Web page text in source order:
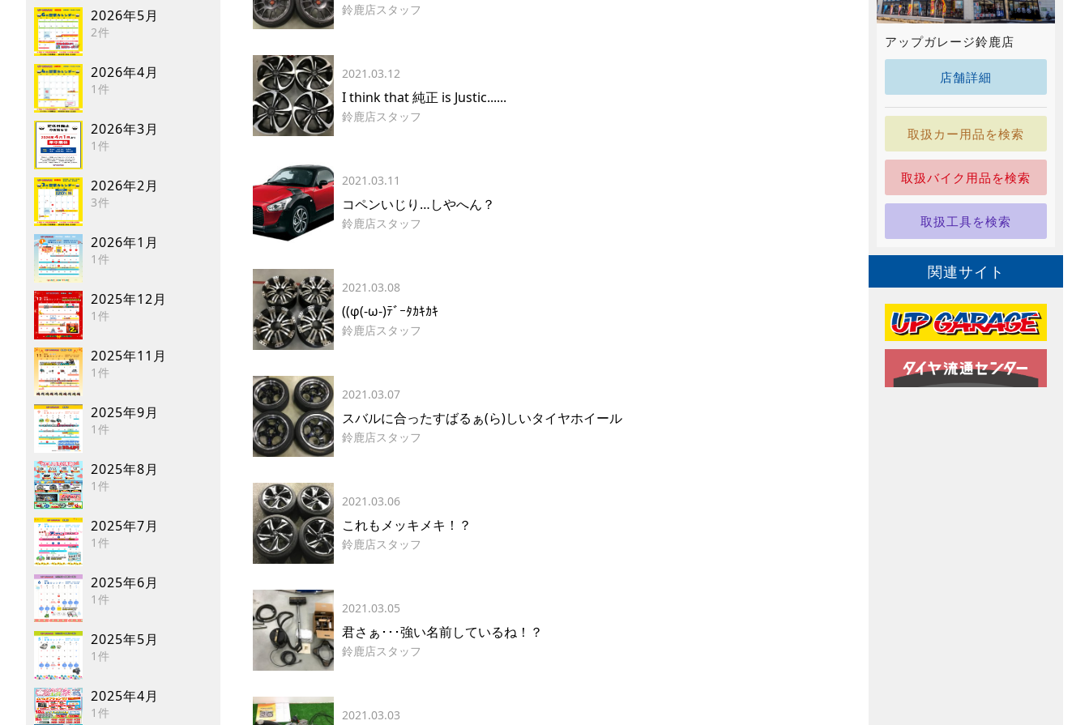
2026年5月
2件
2026年4月
1件
2026年3月
1件
2026年2月
3件
2026年1月
1件
2025年12月
1件
2025年11月
1件
2025年9月
1件
2025年8月
1件
2025年7月
1件
2025年6月
1件
2025年5月
1件
2025年4月
1件
鈴鹿店スタッフ
2021.03.12
I think that 純正 is Justic......
鈴鹿店スタッフ
2021.03.11
コペンいじり…しやへん？
鈴鹿店スタッフ
2021.03.08
((φ(-ω-)ﾃﾞｰﾀｶｷｶｷ
鈴鹿店スタッフ
2021.03.07
スバルに合ったすばるぁ(ら)しいタイヤホイール
鈴鹿店スタッフ
2021.03.06
これもメッキメキ！？
鈴鹿店スタッフ
2021.03.05
君さぁ･･･強い名前しているね！？
鈴鹿店スタッフ
2021.03.03
アップガレージ鈴鹿店
店舗詳細
取扱カー用品を検索
取扱バイク用品を検索
取扱工具を検索
関連サイト